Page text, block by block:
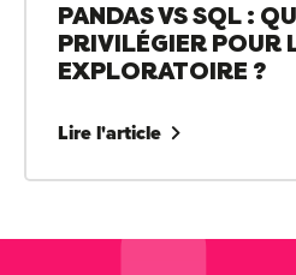
PANDAS VS SQL :
PRIVILÉGIER POUR
EXPLORATOIRE ?
Lire l'article